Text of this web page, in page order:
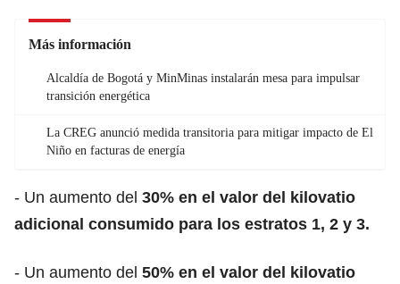
Más información
Alcaldía de Bogotá y MinMinas instalarán mesa para impulsar
transición energética
La CREG anunció medida transitoria para mitigar impacto de El
Niño en facturas de energía
- Un aumento del 30% en el valor del kilovatio
adicional consumido para los estratos 1, 2 y 3.
- Un aumento del 50% en el valor del kilovatio